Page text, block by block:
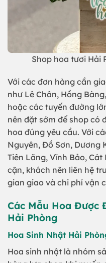
Shop hoa tươi Hải
Với các đơn hàng cần
như Lê Chân, Hồng
hoặc các tuyến đường
nên đặt sớm để shop có
hoa đúng yêu cầu. Với
Nguyên, Đồ Sơn, Dương
Tiên Lãng, Vĩnh Bảo,
cận, khách nên liên hệ
gian giao và chi phí vận
Các Mẫu Hoa Được
Hải Phòng
Hoa Sinh Nhật Hải
Hoa sinh nhật là nhóm